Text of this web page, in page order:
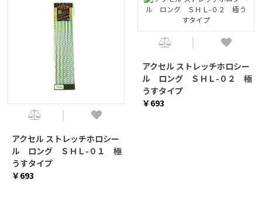
アクセル ストレッチホロシー
ル ロング ＳＨＬ-０１ 極
うすタイプ
￥693
アクセル ストレッチホロシー
ル ロング ＳＨＬ-０２ 極
うすタイプ
￥693